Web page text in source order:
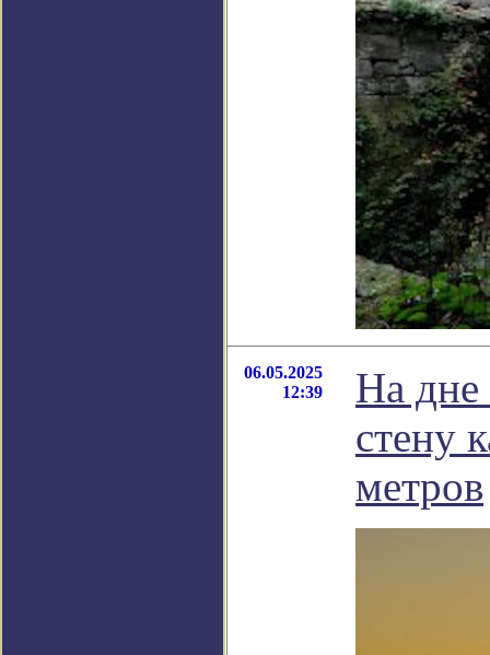
06.05.2025
12:39
На дне
стену
метров